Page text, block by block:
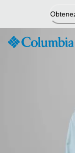
contenu